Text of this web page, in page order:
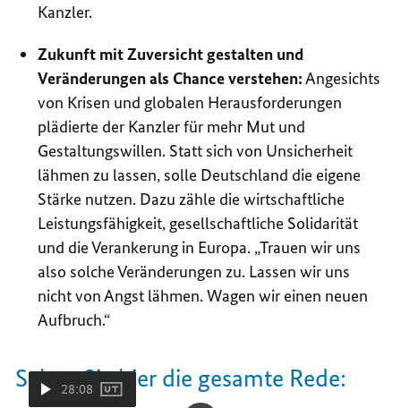
Kanzler.
Zukunft mit Zuversicht gestalten und
Veränderungen als Chance verstehen:Angesichts
von Krisen und globalen Herausforderungen
plädierte der Kanzler für mehr Mut und
Gestaltungswillen. Statt sich von Unsicherheit
lähmen zu lassen, solle Deutschland die eigene
Stärke nutzen. Dazu zähle die wirtschaftliche
Leistungsfähigkeit, gesellschaftliche Solidarität
und die Verankerung in Europa. Trauen wir uns
also solche Veränderungen zu. Lassen wir uns
nicht von Angst lähmen. Wagen wir einen neuen
Aufbruch.
Sehen Sie hier die gesamte Rede:
28:08